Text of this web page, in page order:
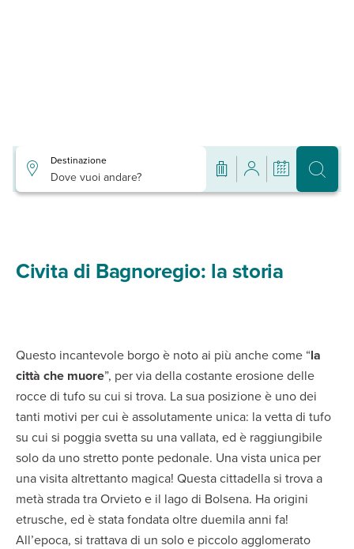
Destinazione
Dove vuoi andare?
Civita di Bagnoregio: la storia
Questo incantevole borgo è noto ai più anche come “la
città che muore”, per via della costante erosione delle
rocce di tufo su cui si trova. La sua posizione è uno dei
tanti motivi per cui è assolutamente unica: la vetta di tufo
su cui si poggia svetta su una vallata, ed è raggiungibile
solo da uno stretto ponte pedonale. Una vista unica per
una visita altrettanto magica! Questa cittadella si trova a
metà strada tra Orvieto e il lago di Bolsena. Ha origini
etrusche, ed è stata fondata oltre duemila anni fa!
All’epoca, si trattava di un solo e piccolo agglomerato